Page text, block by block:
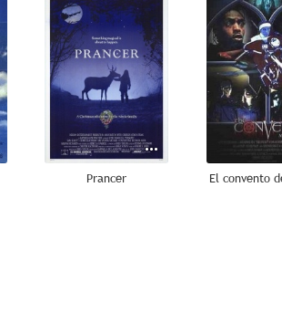
Prancer El convento